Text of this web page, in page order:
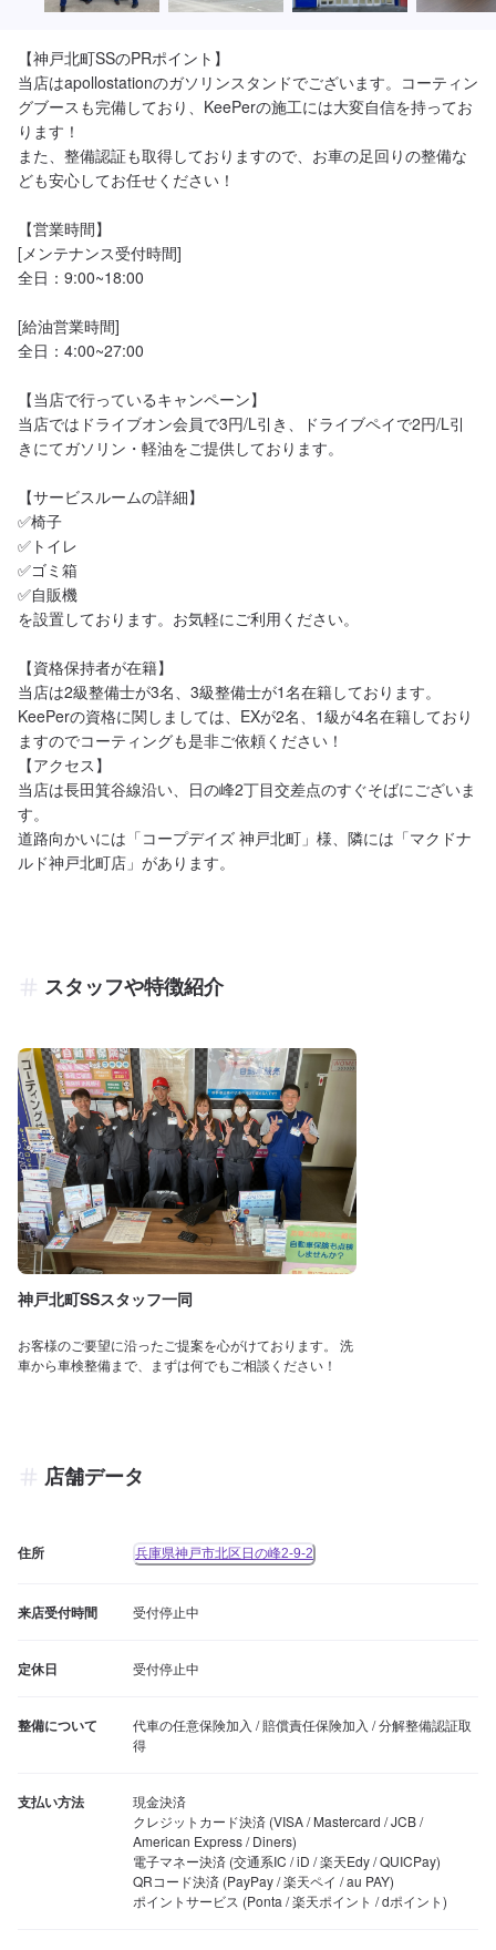
【神戸北町SSのPRポイント】
当店はapollostationのガソリンスタンドでございます。コーティン
グブースも完備しており、KeePerの施工には大変自信を持ってお
ります！
また、整備認証も取得しておりますので、お車の足回りの整備な
ども安心してお任せください！
【営業時間】
[メンテナンス受付時間]
全日：9:00~18:00
[給油営業時間]
全日：4:00~27:00
【当店で行っているキャンペーン】
当店ではドライブオン会員で3円/L引き、ドライブペイで2円/L引
きにてガソリン・軽油をご提供しております。
【サービスルームの詳細】
✅椅子
✅トイレ
✅ゴミ箱
✅自販機
を設置しております。お気軽にご利用ください。
【資格保持者が在籍】
当店は2級整備士が3名、3級整備士が1名在籍しております。
KeePerの資格に関しましては、EXが2名、1級が4名在籍しており
ますのでコーティングも是非ご依頼ください！
【アクセス】
当店は長田箕谷線沿い、日の峰2丁目交差点のすぐそばにございま
す。
道路向かいには「コープデイズ 神戸北町」様、隣には「マクドナ
ルド神戸北町店」があります。
スタッフや特徴紹介
神戸北町SSスタッフ一同
お客様のご要望に沿ったご提案を心がけております。 洗
車から車検整備まで、まずは何でもご相談ください！
店舗データ
住所 兵庫県神戸市北区日の峰2-9-2
来店受付時間 受付停止中
定休日 受付停止中
整備について
代車の任意保険加入 / 賠償責任保険加入 / 分解整備認証取
得
支払い方法
現金決済
クレジットカード決済 (VISA / Mastercard / JCB /
American Express / Diners)
電子マネー決済 (交通系IC / iD / 楽天Edy / QUICPay)
QRコード決済 (PayPay / 楽天ペイ / au PAY)
ポイントサービス (Ponta / 楽天ポイント / dポイント)